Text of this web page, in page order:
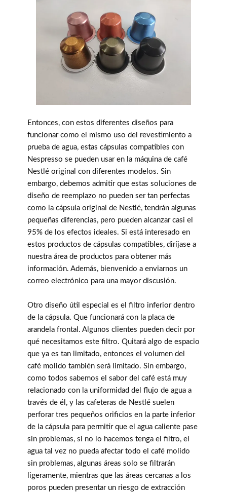
Entonces, con estos diferentes diseños para
funcionar como el mismo uso del revestimiento a
prueba de agua, estas cápsulas compatibles con
Nespresso se pueden usar en la máquina de café
Nestlé original con diferentes modelos. Sin
embargo, debemos admitir que estas soluciones de
diseño de reemplazo no pueden ser tan perfectas
como la cápsula original de Nestlé, tendrán algunas
pequeñas diferencias, pero pueden alcanzar casi el
95% de los efectos ideales. Si está interesado en
estos productos de cápsulas compatibles, diríjase a
nuestra área de productos para obtener más
información. Además, bienvenido a enviarnos un
correo electrónico para una mayor discusión.
Otro diseño útil especial es el filtro inferior dentro
de la cápsula. Que funcionará con la placa de
arandela frontal. Algunos clientes pueden decir por
qué necesitamos este filtro. Quitará algo de espacio
que ya es tan limitado, entonces el volumen del
café molido también será limitado. Sin embargo,
como todos sabemos el sabor del café está muy
relacionado con la uniformidad del flujo de agua a
través de él, y las cafeteras de Nestlé suelen
perforar tres pequeños orificios en la parte inferior
de la cápsula para permitir que el agua caliente pase
sin problemas, si no lo hacemos tenga el filtro, el
agua tal vez no pueda afectar todo el café molido
sin problemas, algunas áreas solo se filtrarán
ligeramente, mientras que las áreas cercanas a los
poros pueden presentar un riesgo de extracción